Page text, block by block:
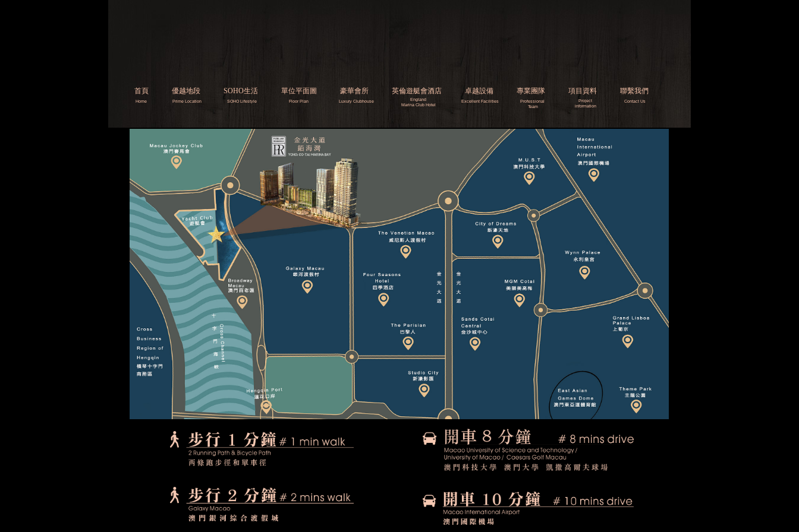
首頁 優越地段 SOHO生活 單位平面圖 豪華會所 英倫遊艇會酒店 卓越設備 專業團隊 項目資料 聯繫我們
Home SOHO Lifestyle Contact Us
Prime Location ​​Floor Plan Luxury Clubhouse
Professional
Team
England
Marina Club Hotel
Excellent Facilities
Project
information